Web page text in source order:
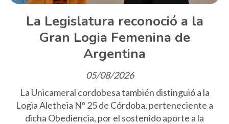
La Legislatura reconoció a la
Gran Logia Femenina de
Argentina
05/08/2026
La Unicameral cordobesa también distinguió a la
Logia Aletheia Nº 25 de Córdoba, perteneciente a
dicha Obediencia, por el sostenido aporte a la